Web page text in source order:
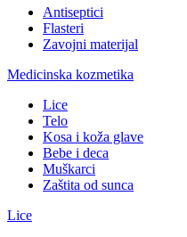
Antiseptici
Flasteri
Zavojni materijal
Medicinska kozmetika
Lice
Telo
Kosa i koža glave
Bebe i deca
Muškarci
Zaštita od sunca
Lice